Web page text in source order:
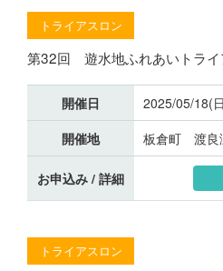
トライアスロン
第32回 遊水地ふれあいトラ
開催日
2025/05/18(
開催地
板倉町 渡良
お申込み / 詳細
トライアスロン